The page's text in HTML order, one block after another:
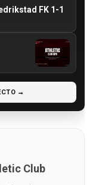
FK 1-1
→
Club